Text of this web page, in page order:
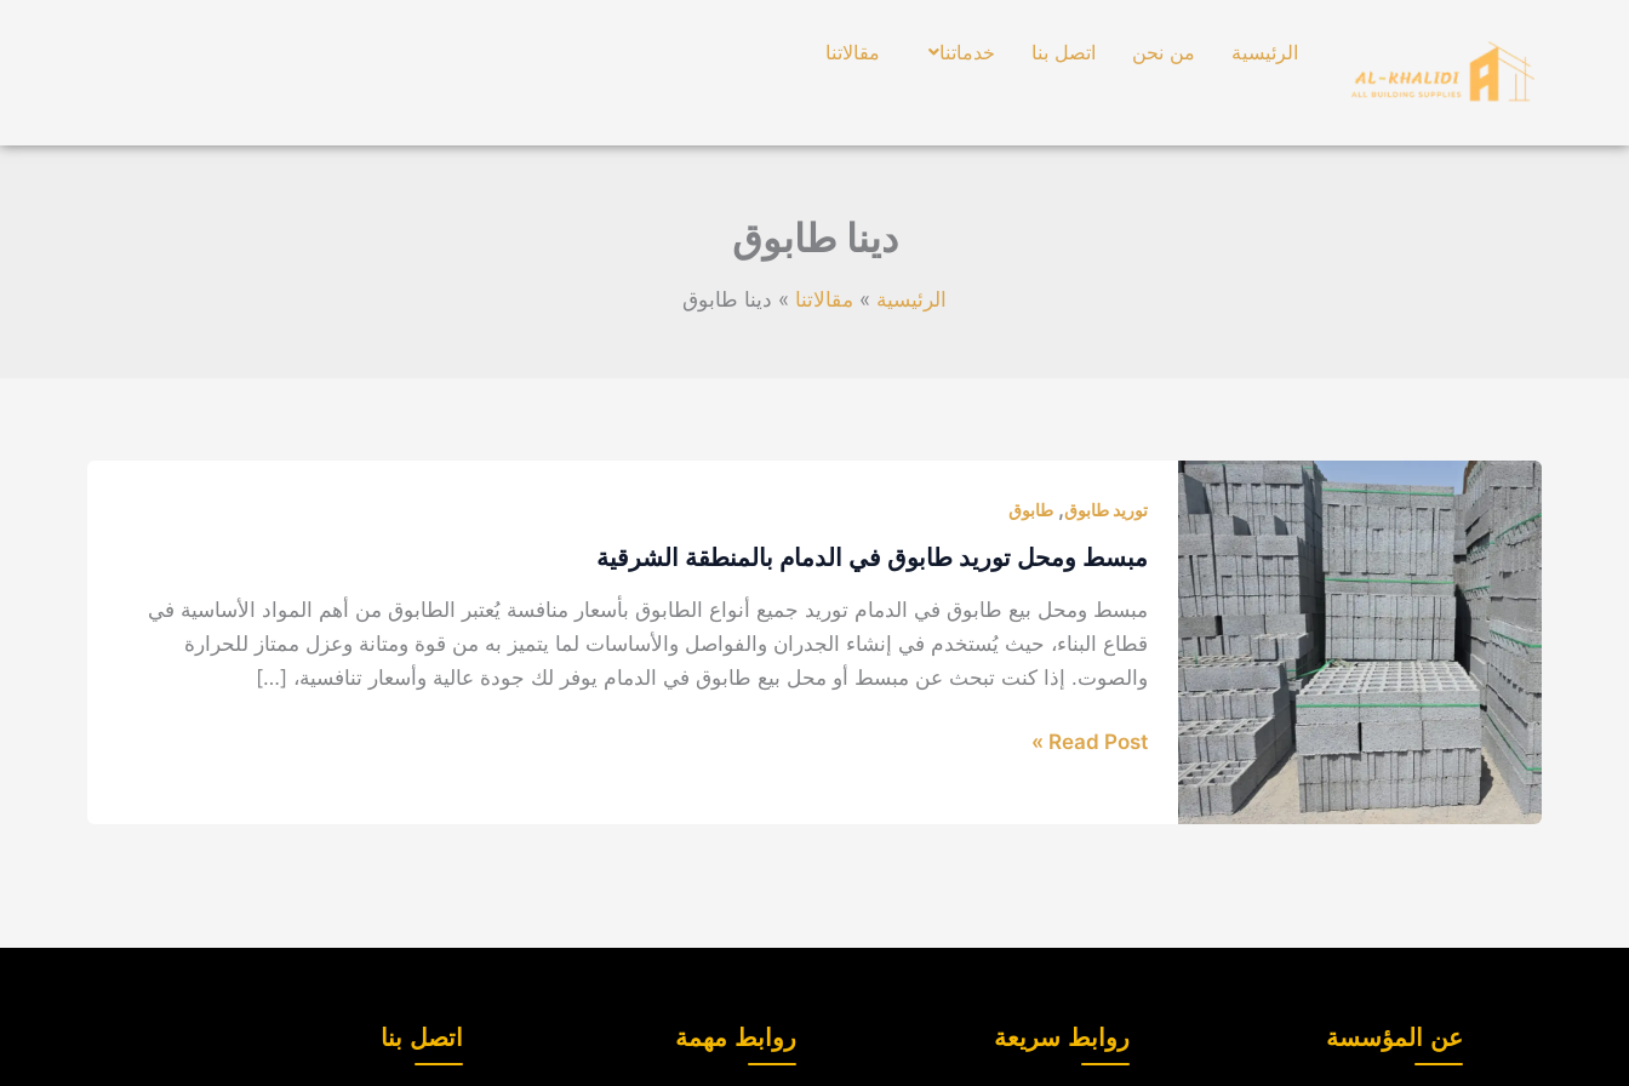
الرئيسية من نحن اتصل بنا خدماتنا مقالاتنا
دينا طابوق
الرئيسية مقالاتنا دينا طابوق
توريد طابوق,طابوق
مبسط ومحل توريد طابوق في الدمام بالمنطقة الشرقية
مبسط ومحل بيع طابوق في الدمام توريد جميع أنواع الطابوق بأسعار منافسة يُعتبر الطابوق من أهم المواد الأساسية في
قطاع البناء، حيث يُستخدم في إنشاء الجدران والفواصل والأساسات لما يتميز به من قوة ومتانة وعزل ممتاز للحرارة
والصوت. إذا كنت تبحث عن مبسط أو محل بيع طابوق في الدمام يوفر لك جودة عالية وأسعار تنافسية، […]
ومحل
في
الدمام
بالمنطقة
Read Post »
عن المؤسسة روابط سريعة روابط مهمة اتصل بنا